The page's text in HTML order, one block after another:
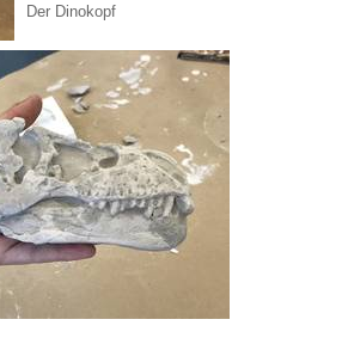
Der Dinokopf